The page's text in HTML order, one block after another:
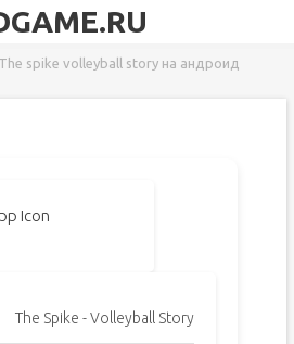
The spike volleyball story на андроид
The Spike - Volleyball Story